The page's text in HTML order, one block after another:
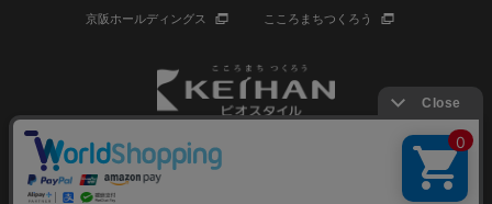
京阪ホールディングス こころまちつくろう
© BIOSTYLE Co.,Ltd. All rights reserved.